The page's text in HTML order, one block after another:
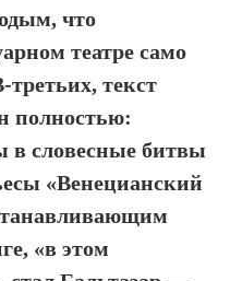
что
театре само
текст
полностью:
в словесные битвы
«Венецианский
«в этом